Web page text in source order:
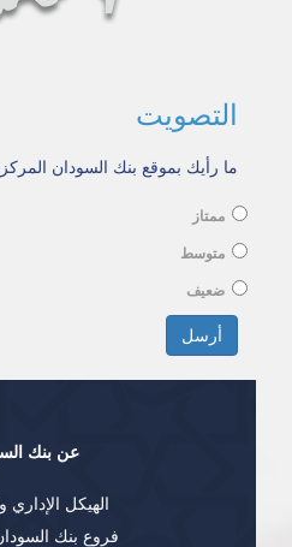
التصويت
ما رأيك بموقع بنك السودان
ممتاز
متوسط
ضعيف
الخيارات
أرسل
عن بنك
الهيكل الإداري
فروع بنك